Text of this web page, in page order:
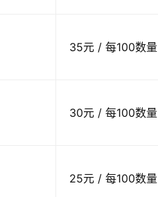
35元 / 每100数量
30元 / 每100数量
25元 / 每100数量